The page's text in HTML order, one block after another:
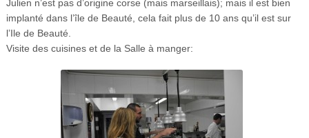
Julien n’est pas d’origine corse (mais marseillais); mais il est bien
implanté dans l’île de Beauté, cela fait plus de 10 ans qu’il est sur
l’Ile de Beauté.
Visite des cuisines et de la Salle à manger: